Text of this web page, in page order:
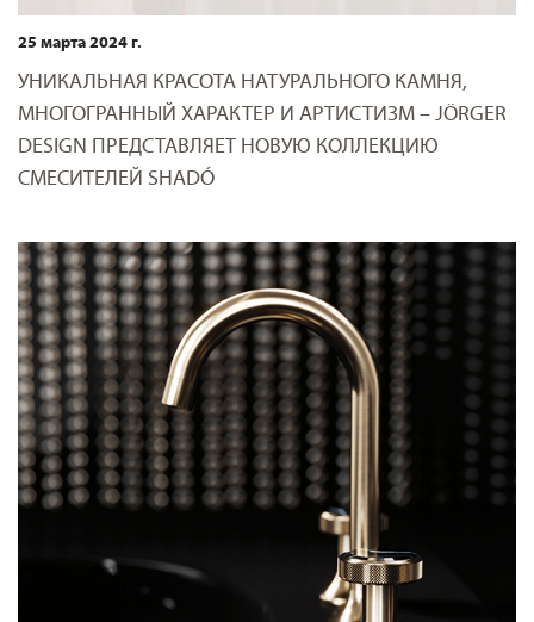
25 марта 2024 г.
УНИКАЛЬНАЯ КРАСОТА НАТУРАЛЬНОГО КАМНЯ,
МНОГОГРАННЫЙ ХАРАКТЕР И АРТИСТИЗМ – JÖRGER
DESIGN ПРЕДСТАВЛЯЕТ НОВУЮ КОЛЛЕКЦИЮ
СМЕСИТЕЛЕЙ SHADÓ